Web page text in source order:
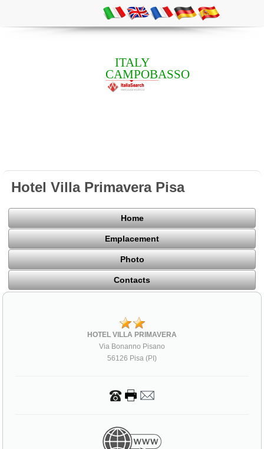
ITALY
CAMPOBASSO
Hotel Villa Primavera Pisa
Home
Emplacement
Photo
Contacts
HOTEL VILLA PRIMAVERA
Via Bonanno Pisano
56126 Pisa (PI)